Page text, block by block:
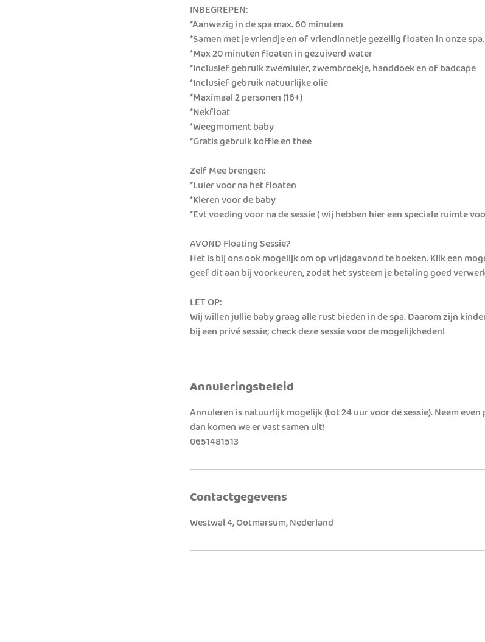
INBEGREPEN:
*Aanwezig in de spa max. 60 minuten
*Samen met je vriendje en of vriendinnetje gezellig floaten in onze spa.
*Max 20 minuten floaten in gezuiverd water
*Inclusief gebruik zwemluier, zwembroekje, handdoek en of badcape
*Inclusief gebruik natuurlijke olie
*Maximaal 2 personen (16+)
*Nekfloat
*Weegmoment baby
*Gratis gebruik koffie en thee
Zelf Mee brengen:
*Luier voor na het floaten
*Kleren voor de baby
*Evt voeding voor na de sessie ( wij hebben hier een speciale ruimte
AVOND Floating Sessie?
Het is bij ons ook mogelijk om op vrijdagavond te boeken. Klik een
geef dit aan bij voorkeuren, zodat het systeem je betaling goed
LET OP:
Wij willen jullie baby graag alle rust bieden in de spa. Daarom zijn
bij een privé sessie; check deze sessie voor de mogelijkheden!
Annuleringsbeleid
Annuleren is natuurlijk mogelijk (tot 24 uur voor de sessie). Neem
dan komen we er vast samen uit!
0651481513
Contactgegevens
Westwal 4, Ootmarsum, Nederland